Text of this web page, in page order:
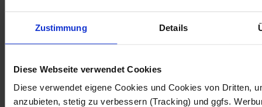
Zustimmung Details
Diese Webseite verwendet Cookies
Diese verwendet eigene Cookies und Cookies von Dritten,
anzubieten, stetig zu verbessern (Tracking) und ggfs.